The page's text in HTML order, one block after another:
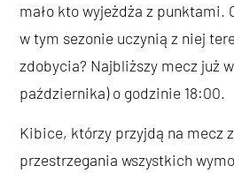
mało kto wyjeżdża z punktami.
w tym sezonie uczynią z niej
zdobycia? Najbliższy mecz już
października) o godzinie 18:00.
Kibice, którzy przyjdą na mecz
przestrzegania wszystkich